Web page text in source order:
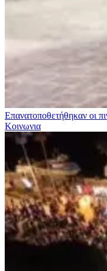
Επανατοποθετήθηκαν οι
Κοινωνια